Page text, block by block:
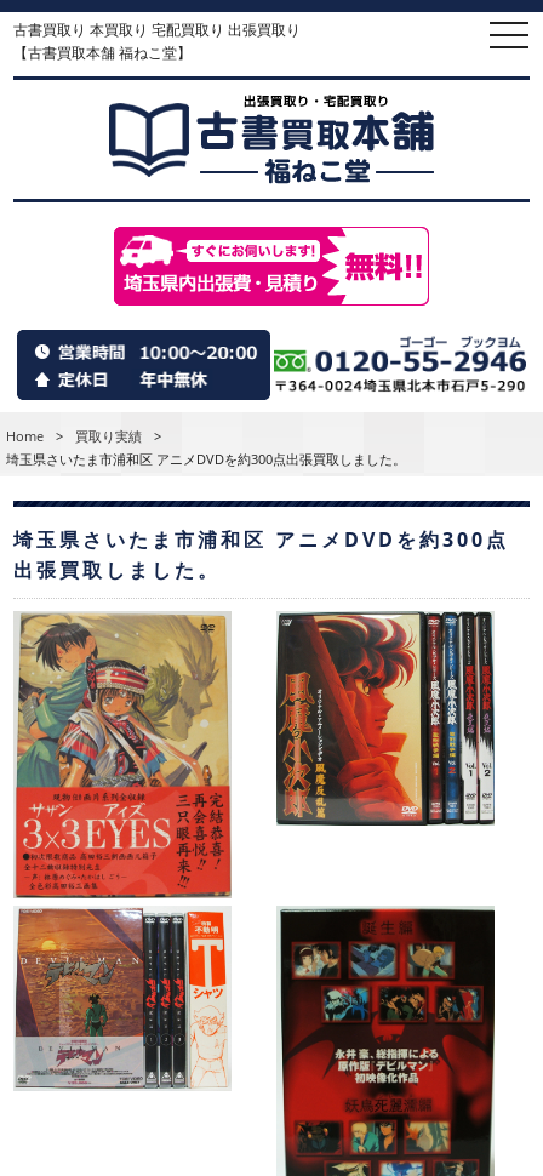
古書買取り 本買取り 宅配買取り 出張買取り
【古書買取本舗 福ねこ堂】
Home > 買取り実績
>
埼玉県さいたま市浦和区 アニメDVDを約300点出張買取しました。
埼玉県さいたま市浦和区 アニメDVDを約300点
出張買取しました。